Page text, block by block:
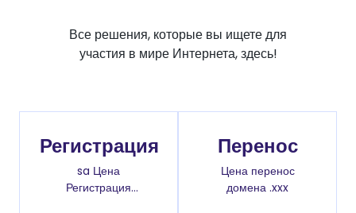
Все решения, которые вы ищете для
участия в мире Интернета, здесь!
Регистрация
sa Цена
Регистрация
Перенос
Цена перенос
домена .xxx